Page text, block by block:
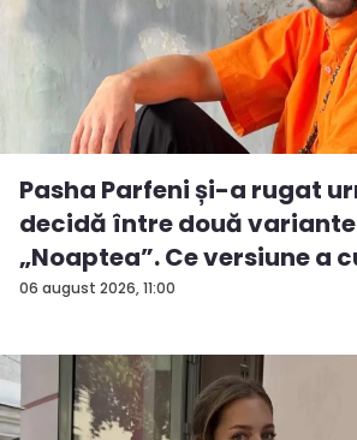
06 august 2026, 11:00
Pasha Parfeni și-a rugat
decidă între două variante
„Noaptea”. Ce versiune a